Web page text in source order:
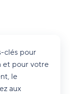
clés pour
et pour votre
le
aux